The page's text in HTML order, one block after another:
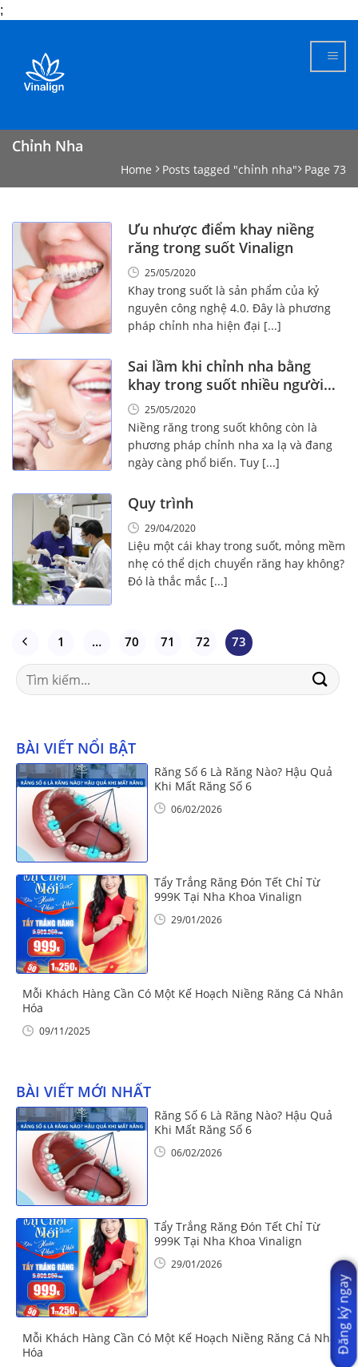
;
content
Chỉnh Nha
Home Posts tagged "chỉnh nha" Page 73
Ưu nhược điểm khay niềng
răng trong suốt Vinalign
25/05/2020
Khay trong suốt là sản phẩm của kỷ
nguyên công nghệ 4.0. Đây là phương
pháp chỉnh nha hiện đại [...]
Sai lầm khi chỉnh nha bằng
khay trong suốt nhiều người
gặp phải
25/05/2020
Niềng răng trong suốt không còn là
phương pháp chỉnh nha xa lạ và đang
ngày càng phổ biến. Tuy [...]
Quy trình
29/04/2020
Liệu một cái khay trong suốt, mỏng mềm
nhẹ có thể dịch chuyển răng hay không?
Đó là thắc mắc [...]
1 … 70 71 72 73
Search
for:
BÀI VIẾT NỔI BẬT
Răng Số 6 Là Răng Nào? Hậu Quả
Khi Mất Răng Số 6
06/02/2026
Tẩy Trắng Răng Đón Tết Chỉ Từ
999K Tại Nha Khoa Vinalign
29/01/2026
Mỗi Khách Hàng Cần Có Một Kế Hoạch Niềng Răng Cá Nhân
Hóa
09/11/2025
BÀI VIẾT MỚI NHẤT
Răng Số 6 Là Răng Nào? Hậu Quả
Khi Mất Răng Số 6
06/02/2026
Tẩy Trắng Răng Đón Tết Chỉ Từ
999K Tại Nha Khoa Vinalign
29/01/2026
Mỗi Khách Hàng Cần Có Một Kế Hoạch Niềng Răng Cá Nhân
Hóa
Đăng ký ngay